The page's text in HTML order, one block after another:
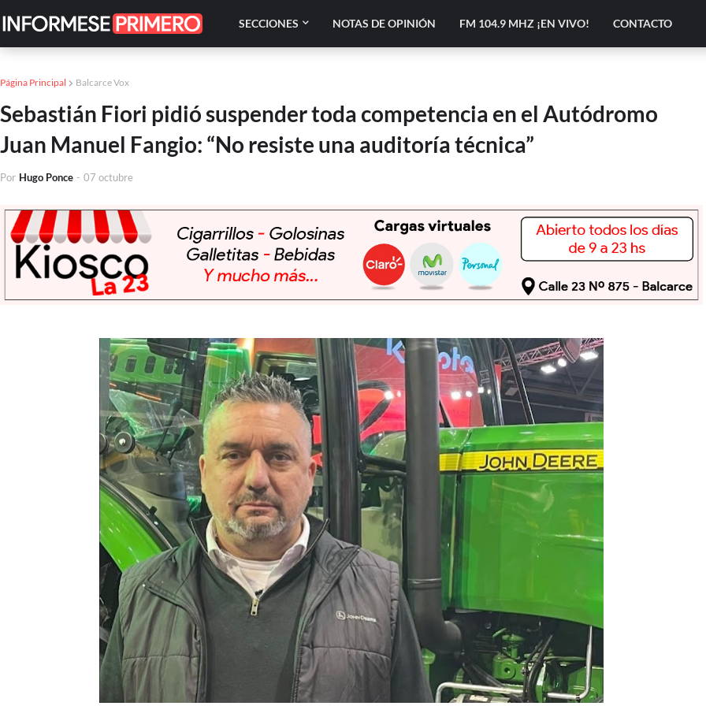
SECCIONES NOTAS DE OPINIÓN FM 104.9 MHZ ¡EN VIVO! CONTACTO
Página Principal Balcarce Vox
Sebastián Fiori pidió suspender toda competencia en el Autódromo
Juan Manuel Fangio: “No resiste una auditoría técnica”
Por Hugo Ponce - 07 octubre